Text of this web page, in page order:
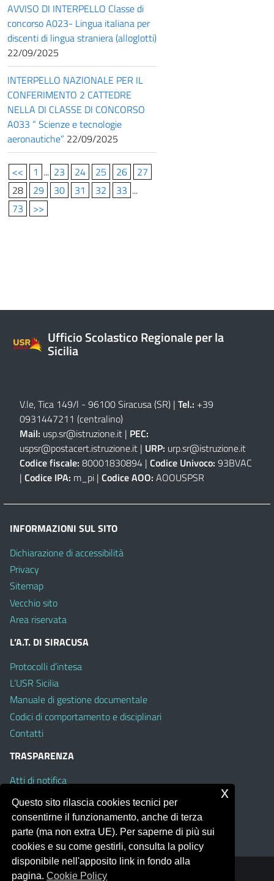
AVVISO DI INTERPELLO Classe di
concorso A023- Lingua italiana per
discenti di lingua straniera (alloglotti)
22/09/2025
INTERPELLO NAZIONALE PER IL
CONFERIMENTO 2 CATTEDRE
NELLA DI CLASSE DI CONCORSO
A033 “ Scienze e tecnologie
aeronautiche” 22/09/2025
<< 1 ... 23 24 25 26
27
28
29 30 31 32 33 ...
73
>>
Ufficio Scolastico Regionale per la
Sicilia
V.le, Tica 149/l - 96100 Siracusa (SR) | Tel.: +39
0931447211 (centralino)
Mail: usp.sr@istruzione.it | PEC:
uspsr@postacert.istruzione.it | URP: urp.sr@istruzione.it
Codice fiscale: 80001830894 | Codice Univoco: 93BVAC
| Codice IPA: m_pi | Codice AOO: AOOUSPSR
INFORMAZIONI SUL SITO
Dichiarazione di accessibilità
Privacy
Sitemap
Vecchio sito
Area riservata
L’A.T. DI SIRACUSA
Protocolli d’intesa
L’USR Sicilia
Manuale di gestione documentale
Codici di comportamento e disciplinari
Contatti
TRASPARENZA
Atti di notifica
Albo on line
Amministrazione Trasparente
Obiettivi di Accessibilità
Portale realizzato con la piattaforma
Questo sito rilascia cookies tecnici per
consentirne il funzionamento, anche di terza
parte (ma non extra UE). Per saperne di più sui
cookies e su come gestirli, consulta la policy
disponibile nell'apposito link in fondo alla
pagina.Cookie Policy
x